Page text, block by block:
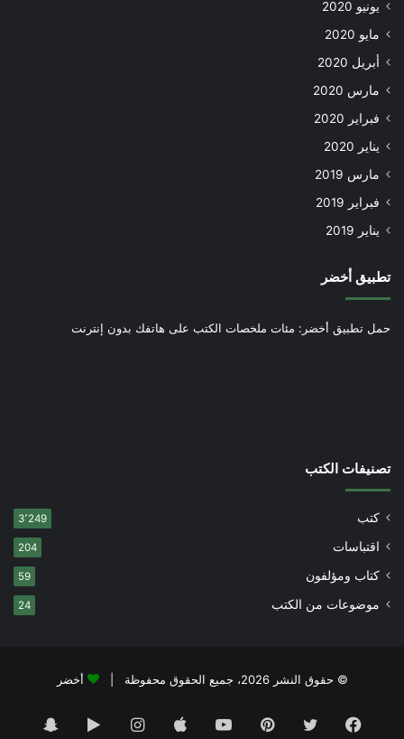
يونيو 2020
مايو 2020
أبريل 2020
مارس 2020
فبراير 2020
يناير 2020
مارس 2019
فبراير 2019
يناير 2019
تطبيق أخضر
حمل تطبيق أخضر: مئات ملخصات الكتب على هاتفك بدون إنترنت
تصنيفات الكتب
كتب 3٬249
اقتباسات 204
كتاب ومؤلفون 59
موضوعات من الكتب 24
© حقوق النشر 2026، جميع الحقوق محفوظة | أخضر
فيسبوك تويتر بينتيريستيوتيوب انستقرام‏Googleسناب